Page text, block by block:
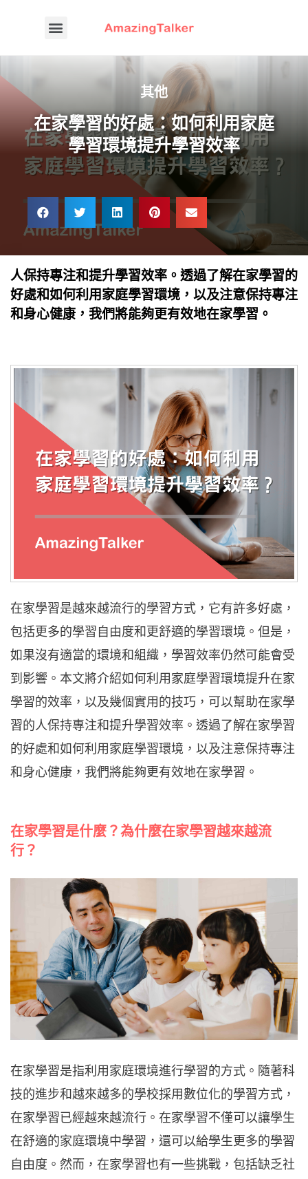
其他
在家學習的好處：如何利用家庭
學習環境提升學習效率
人保持專注和提升學習效率。透過了解在家學習的
好處和如何利用家庭學習環境，以及注意保持專注
和身心健康，我們將能夠更有效地在家學習。
在家學習是越來越流行的學習方式，它有許多好處，
包括更多的學習自由度和更舒適的學習環境。但是，
如果沒有適當的環境和組織，學習效率仍然可能會受
到影響。本文將介紹如何利用家庭學習環境提升在家
學習的效率，以及幾個實用的技巧，可以幫助在家學
習的人保持專注和提升學習效率。透過了解在家學習
的好處和如何利用家庭學習環境，以及注意保持專注
和身心健康，我們將能夠更有效地在家學習。
在家學習是什麼？為什麼在家學習越來越流
行？
在家學習是指利用家庭環境進行學習的方式。隨著科
技的進步和越來越多的學校採用數位化的學習方式，
在家學習已經越來越流行。在家學習不僅可以讓學生
在舒適的家庭環境中學習，還可以給學生更多的學習
自由度。然而，在家學習也有一些挑戰，包括缺乏社